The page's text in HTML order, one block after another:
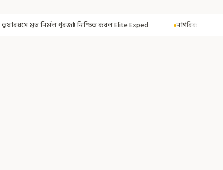
করল Elite Exped নাগরিকত্ব দিতেই CAA! ৩০০ মতুয়াকে নাগরিকত্বের